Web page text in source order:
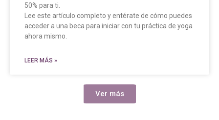
50% para ti.
Lee este artículo completo y entérate de cómo puedes
acceder a una beca para iniciar con tu práctica de yoga
ahora mismo.
LEER MÁS »
Ver más